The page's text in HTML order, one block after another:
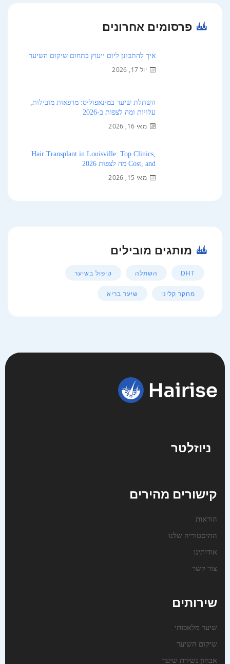
פרסומים אחרונים
איך להתכונן ליום ייעוץ בתחום שיקום השיער
יול 17, 2026
השתלת שיער במינאפוליס: מרפאות מובילות,
עלויות ומה לצפות ב-2026
מאי 16, 2026
Hair Transplant in Louisville: Top Clinics,
Cost, and מה לצפות 2026
מאי 15, 2026
מותגים מובילים
DHT השתלה טיפול בשיער
מחקר קליני שיער בריא
ניוזלטר
קישורים מהירים
הוראות
ההיסטוריה שלנו
אודותינו
צור קשר
שירותים
שיער מלאכותי
שיקום השיער
אבחון נשירת שיער